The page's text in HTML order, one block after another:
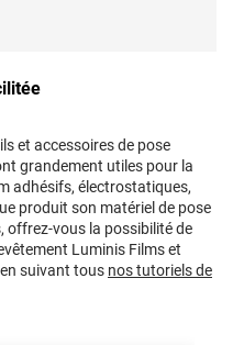
et accessoires de pose
grandement utiles pour la
adhésifs, électrostatiques,
produit son matériel de pose
offrez-vous la possibilité de
Luminis Films et
suivant tous nos tutoriels de